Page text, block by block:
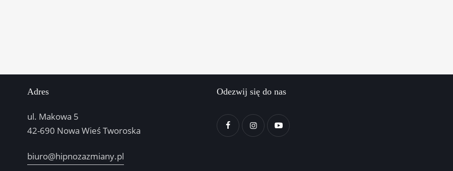
Adres
ul. Makowa 5
42-690 Nowa Wieś Tworoska
biuro@hipnozazmiany.pl
Odezwij się do nas